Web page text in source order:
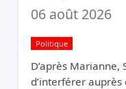
06 août 2026
Politique
D’après
d’interférer